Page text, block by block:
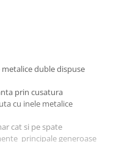
duble dispuse
prin cusatura
cu inele metalice
cat si pe spate
principale generoase